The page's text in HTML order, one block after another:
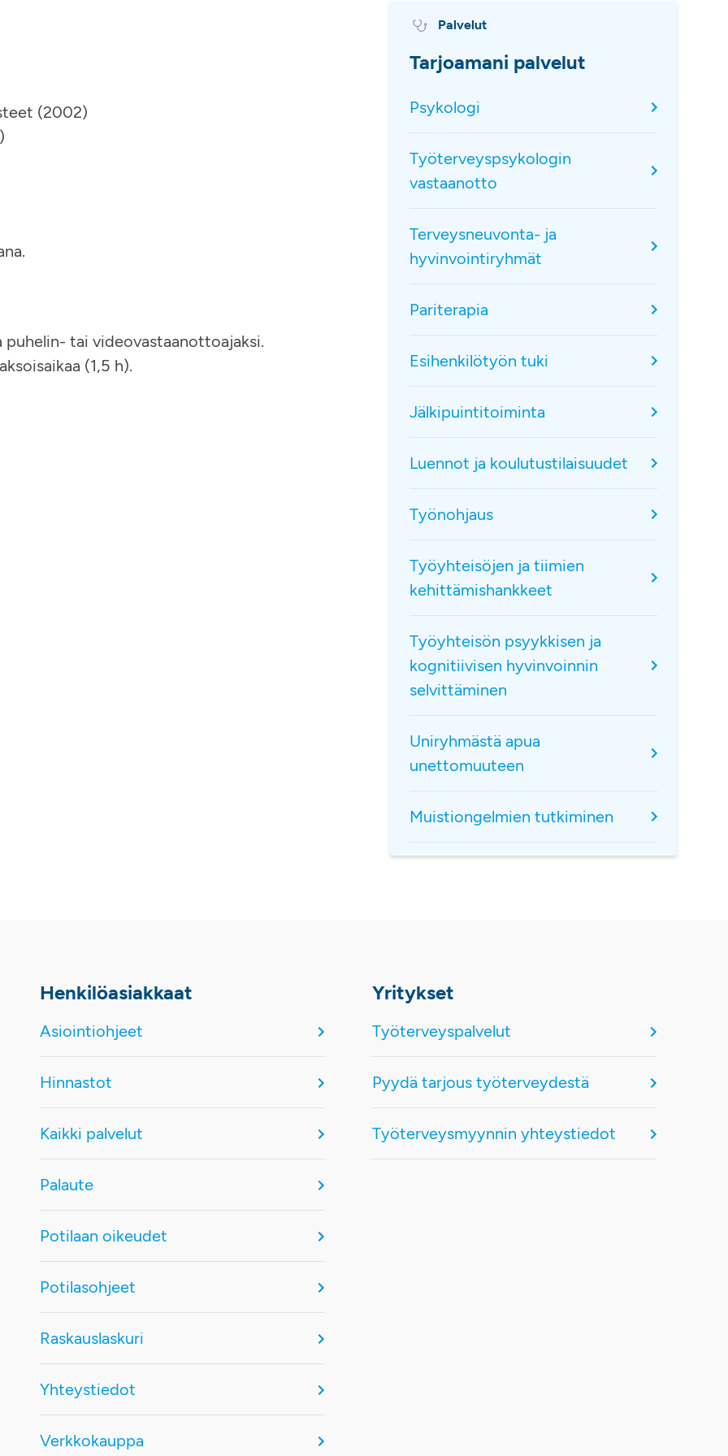
(2002)
tai videovastaanottoajaksi.
(1,5 h).
Palvelut
Tarjoamani palvelut
Psykologi
Työterveyspsykologin
vastaanotto
Terveysneuvonta- ja
hyvinvointiryhmät
Pariterapia
Esihenkilötyön tuki
Jälkipuintitoiminta
Luennot ja koulutustilaisuudet
Työnohjaus
Työyhteisöjen ja tiimien
kehittämishankkeet
Työyhteisön psyykkisen ja
kognitiivisen hyvinvoinnin
selvittäminen
Uniryhmästä apua
unettomuuteen
Muistiongelmien tutkiminen
Henkilöasiakkaat
Asiointiohjeet
Hinnastot
Kaikki palvelut
Palaute
Potilaan oikeudet
Potilasohjeet
Raskauslaskuri
Yhteystiedot
Verkkokauppa
Yritykset
Työterveyspalvelut
Pyydä tarjous työterveydestä
Työterveysmyynnin yhteystiedot